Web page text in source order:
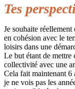
Tes
Je souhaite
en cohésion avec le
loisirs dans une
Le but étant de mettre
collectivité avec une
Cela fait maintenant 6
je ne vois pas les